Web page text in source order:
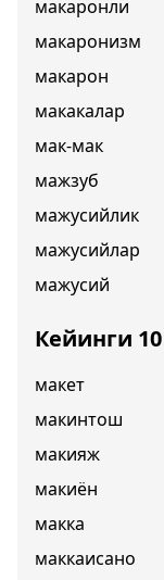
макаронли
макаронизм
макарон
макакалар
мак-мак
мажзуб
мажусийлик
мажусийлар
мажусий
Кейинги 10
макет
макинтош
макияж
макиён
макка
маккаисано